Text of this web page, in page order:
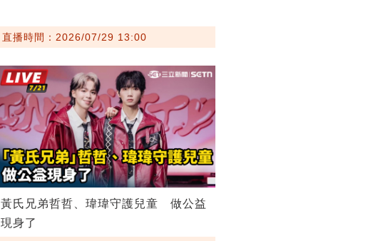
直播時間：2026/07/29 13:00
黃氏兄弟哲哲、瑋瑋守護兒童 做公益
現身了